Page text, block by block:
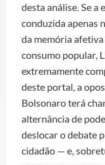
desta análise. Se a
conduzida apenas
da memória afetiva
consumo popular,
extremamente
deste portal, a
Bolsonaro terá
alternância de
deslocar o debate
cidadão — e,